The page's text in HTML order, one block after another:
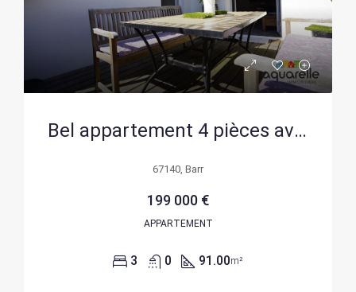
Bel appartement 4 pièces avec terrasse à vendre à Barr
67140, Barr
199 000 €
APPARTEMENT
3 0 91.00m²